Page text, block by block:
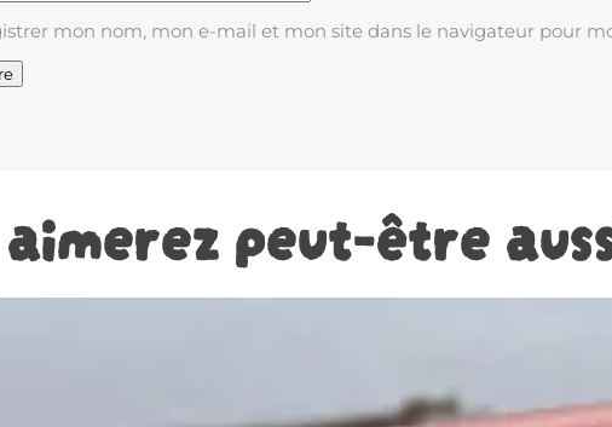
mon nom, mon e-mail et mon site dans le navigateur pour
aimerez peut-être